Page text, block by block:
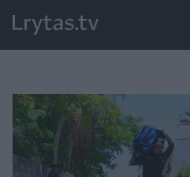
Paremkite Ukrainą